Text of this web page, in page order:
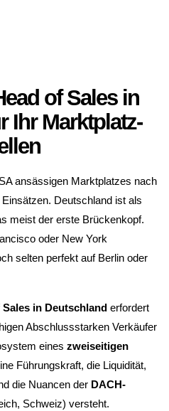
of Sales in
Ihr Marktplatz-
ansässigen Marktplatzes nach
Deutschland ist als
meist der erste Brückenkopf.
oder New York
selten perfekt auf Berlin oder
Sales in Deutschland erfordert
Abschlussstarken Verkäufer
eines zweiseitigen
Führungskraft, die Liquidität,
die Nuancen der DACH-
Schweiz) versteht.